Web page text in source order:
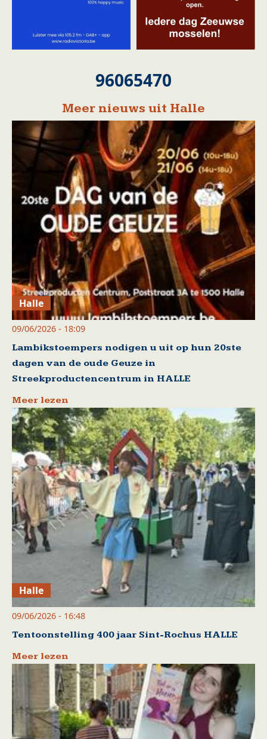
96065470
Meer nieuws uit Halle
Halle
09/06/2026 - 18:09
Lambikstoempers nodigen u uit op hun 20ste
dagen van de oude Geuze in
Streekproductencentrum in HALLE
Meer lezen
Halle
09/06/2026 - 16:48
Tentoonstelling 400 jaar Sint-Rochus HALLE
Meer lezen